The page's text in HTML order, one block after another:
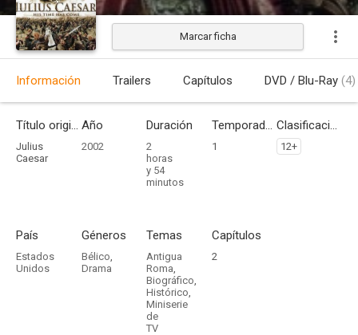
Marcar ficha
Información Trailers Capítulos DVD / Blu-Ray (4)
Título original
Julius
Caesar
Año
2002
Duración
2
horas
y 54
minutos
Temporadas
1
Clasificación por edades
12+
País
Estados
Unidos
Géneros
Bélico,
Drama
Temas
Antigua
Roma,
Biográfico,
Histórico,
Miniserie
de
TV
Capítulos
2